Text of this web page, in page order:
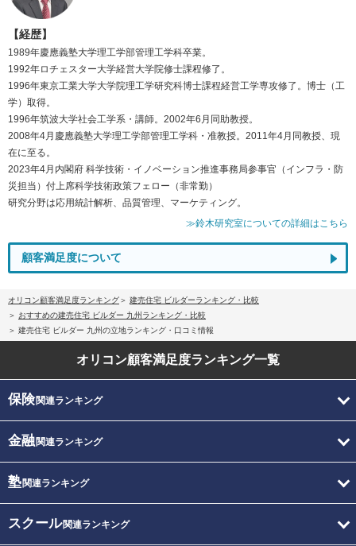
【経歴】
1989年慶應義塾大学理工学部管理工学科卒業。
1992年ロチェスター大学経営大学院修士課程修了。
1996年東京工業大学大学院理工学研究科博士課程経営工学専攻修了。博士（工
学）取得。
1996年筑波大学社会工学系・講師。2002年6月同助教授。
2008年4月慶應義塾大学理工学部管理工学科・准教授。2011年4月同教授、現
在に至る。
2023年4月内閣府 科学技術・イノベーション推進事務局参事官（インフラ・防
災担当）付上席科学技術政策フェロー（非常勤）
研究分野は応用統計解析、品質管理、マーケティング。
≫鈴木研究室についての詳細はこちら
顧客満足度について
オリコン顧客満足度ランキング
建売住宅 ビルダーランキング・比較
おすすめの建売住宅 ビルダー 九州ランキング・比較
建売住宅 ビルダー 九州の立地ランキング・口コミ情報
オリコン顧客満足度ランキング一覧
保険関連ランキング
金融関連ランキング
塾関連ランキング
スクール関連ランキング